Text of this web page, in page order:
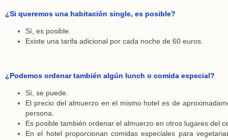
¿Si queremos una habitación single, es posible?
Sí, es posible.
Existe una tarifa adicional por cada noche de 60 euros.
¿Podemos ordenar también algún lunch o comida especial?
Sí, se puede.
El precio del almuerzo en el mismo hotel es de
persona.
Es posible también ordenar el almuerzo en otros lugares del
En el hotel proporcionan comidas especiales para